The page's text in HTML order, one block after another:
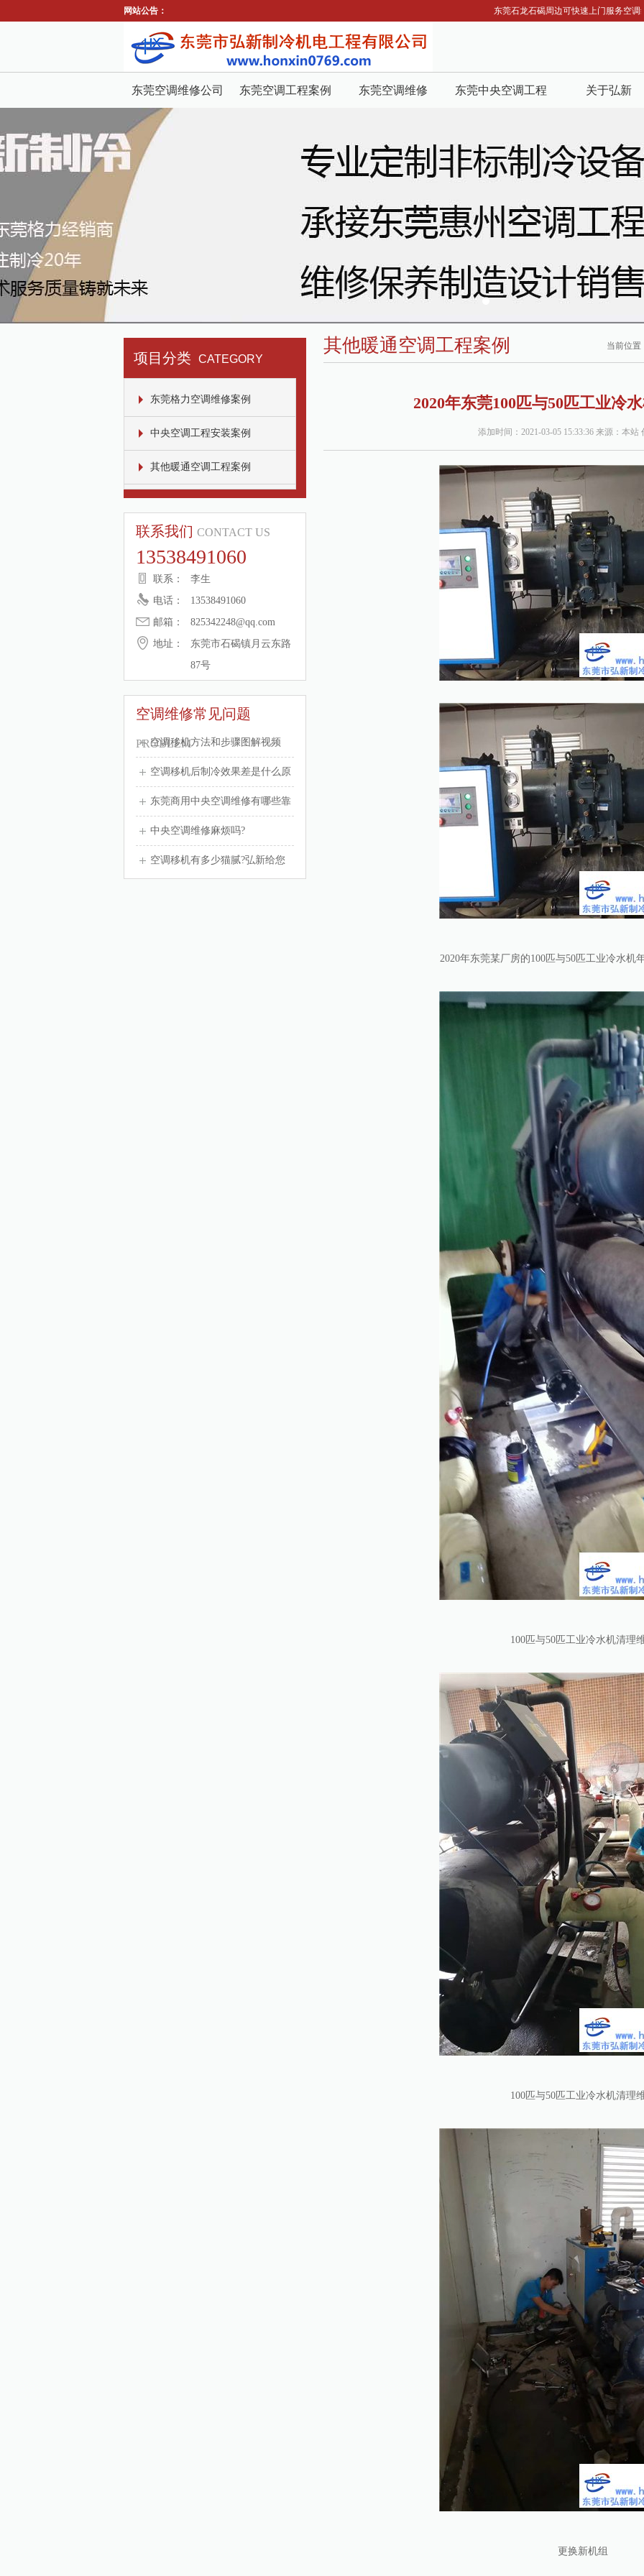
网站公告： 东莞石龙石碣周边可快速上门服务空调维修
东莞空调维修公司 东莞空调工程案例 东莞空调维修 东莞中央空调工程 关于弘新
项目分类 CATEGORY
东莞格力空调维修案例
中央空调工程安装案例
其他暖通空调工程案例
联系我们 CONTACT US
13538491060
联系：
李生
电话：
13538491060
邮箱：
825342248@qq.com
地址：
东莞市石碣镇月云东路
87号
空调维修常见问题
PROBLEM
空调移机方法和步骤图解视频
空调移机后制冷效果差是什么原
东莞商用中央空调维修有哪些靠
中央空调维修麻烦吗?
空调移机有多少猫腻?弘新给您
其他暖通空调工程案例 当前位置
2020年东莞100匹与50匹工业冷
添加时间：2021-03-05 15:33:36 来源：本站
2020年东莞某厂房的100匹与50匹工业冷水机
100匹与50匹工业冷水机清理
100匹与50匹工业冷水机清理
更换新机组